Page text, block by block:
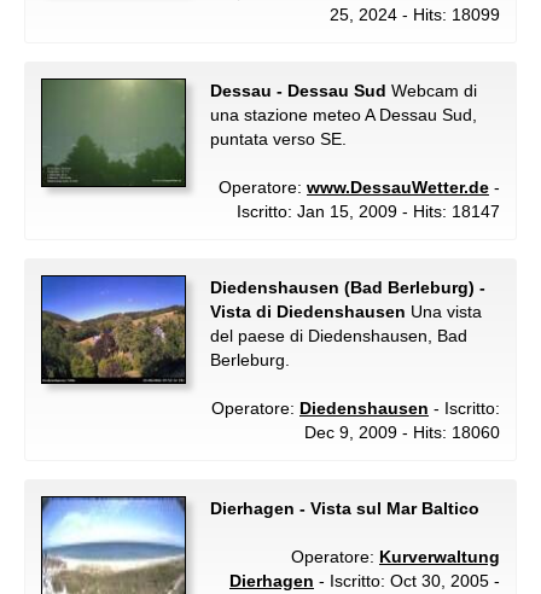
25, 2024 - Hits: 18099
Dessau - Dessau Sud Webcam di
una stazione meteo A Dessau Sud,
puntata verso SE.
Operatore: www.DessauWetter.de -
Iscritto: Jan 15, 2009 - Hits: 18147
Diedenshausen (Bad Berleburg) -
Vista di Diedenshausen Una vista
del paese di Diedenshausen, Bad
Berleburg.
Operatore: Diedenshausen - Iscritto:
Dec 9, 2009 - Hits: 18060
Dierhagen - Vista sul Mar Baltico
Operatore: Kurverwaltung
Dierhagen - Iscritto: Oct 30, 2005 -